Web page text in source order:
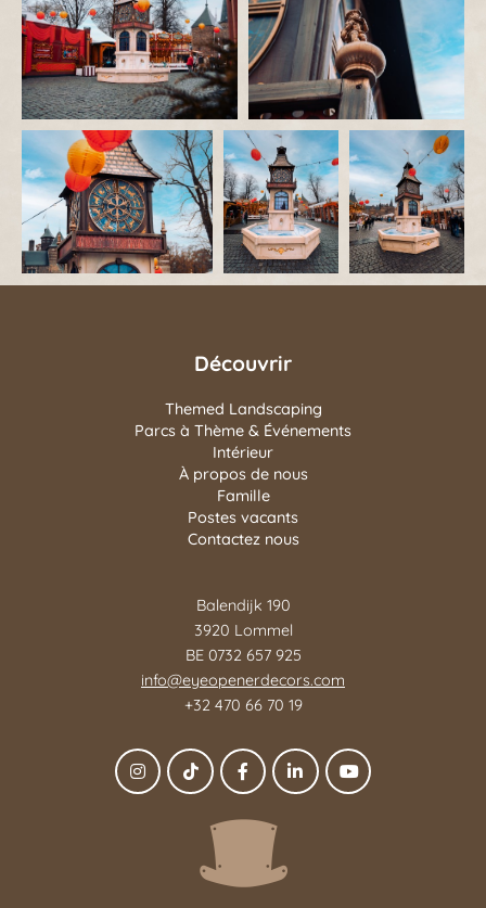
Découvrir
Themed Landscaping
Parcs à Thème & Événements
Intérieur
À propos de nous
Famille
Postes vacants
Contactez nous
Balendijk 190
3920 Lommel
BE 0732 657 925
info@eyeopenerdecors.com
+32 470 66 70 19